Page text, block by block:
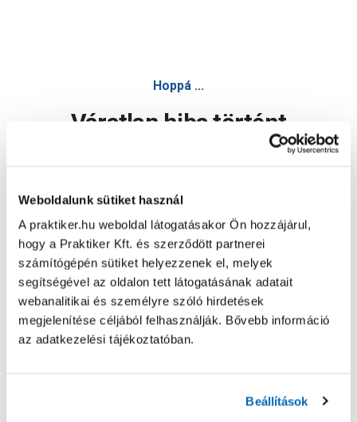
Weboldalunk sütiket használ
A praktiker.hu weboldal látogatásakor Ön hozzájárul,
hogy a Praktiker Kft. és szerződött partnerei
számítógépén sütiket helyezzenek el, melyek
segítségével az oldalon tett látogatásának adatait
webanalitikai és személyre szóló hirdetések
megjelenítése céljából felhasználják. Bővebb információ
az adatkezelési tájékoztatóban.
Beállítások
Hoppá ...
Váratlan hiba történt
Oldal újratöltése